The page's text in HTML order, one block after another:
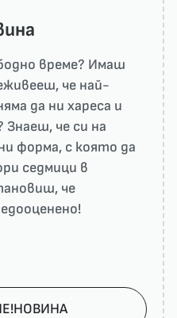
време? Имаш
че най-
да ни харесa и
Знаеш, че си на
форма, с която да
седмици в
че